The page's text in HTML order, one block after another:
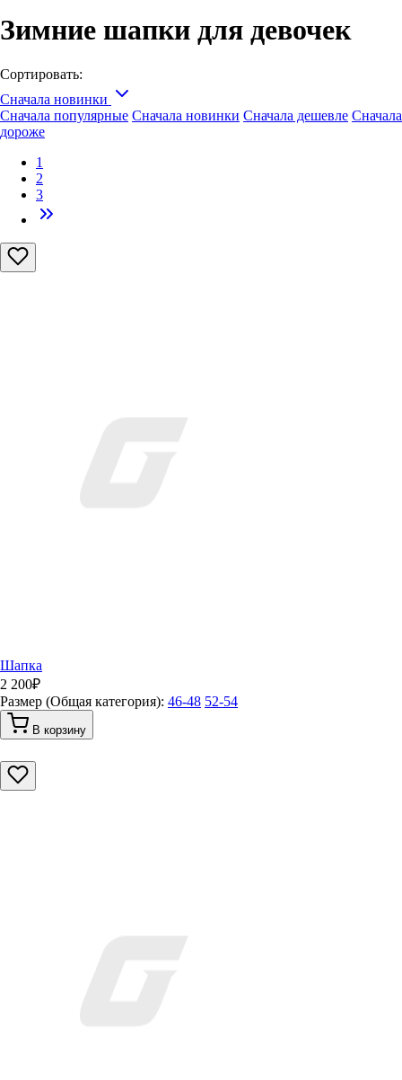
Зимние шапки для девочек
Сортировать:
Сначала новинки
Сначала популярные Сначала новинки Сначала дешевле Сначала
дороже
1
2
3
Шапка
2 200₽
Размер (Общая категория): 46-48 52-54
В корзину